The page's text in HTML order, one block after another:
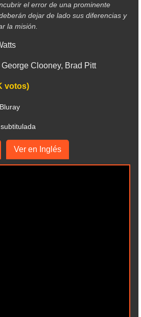
el error de una prominente
dejar de lado sus diferencias y
la misión.
Clooney, Brad Pitt
votos)
Ver en Inglés